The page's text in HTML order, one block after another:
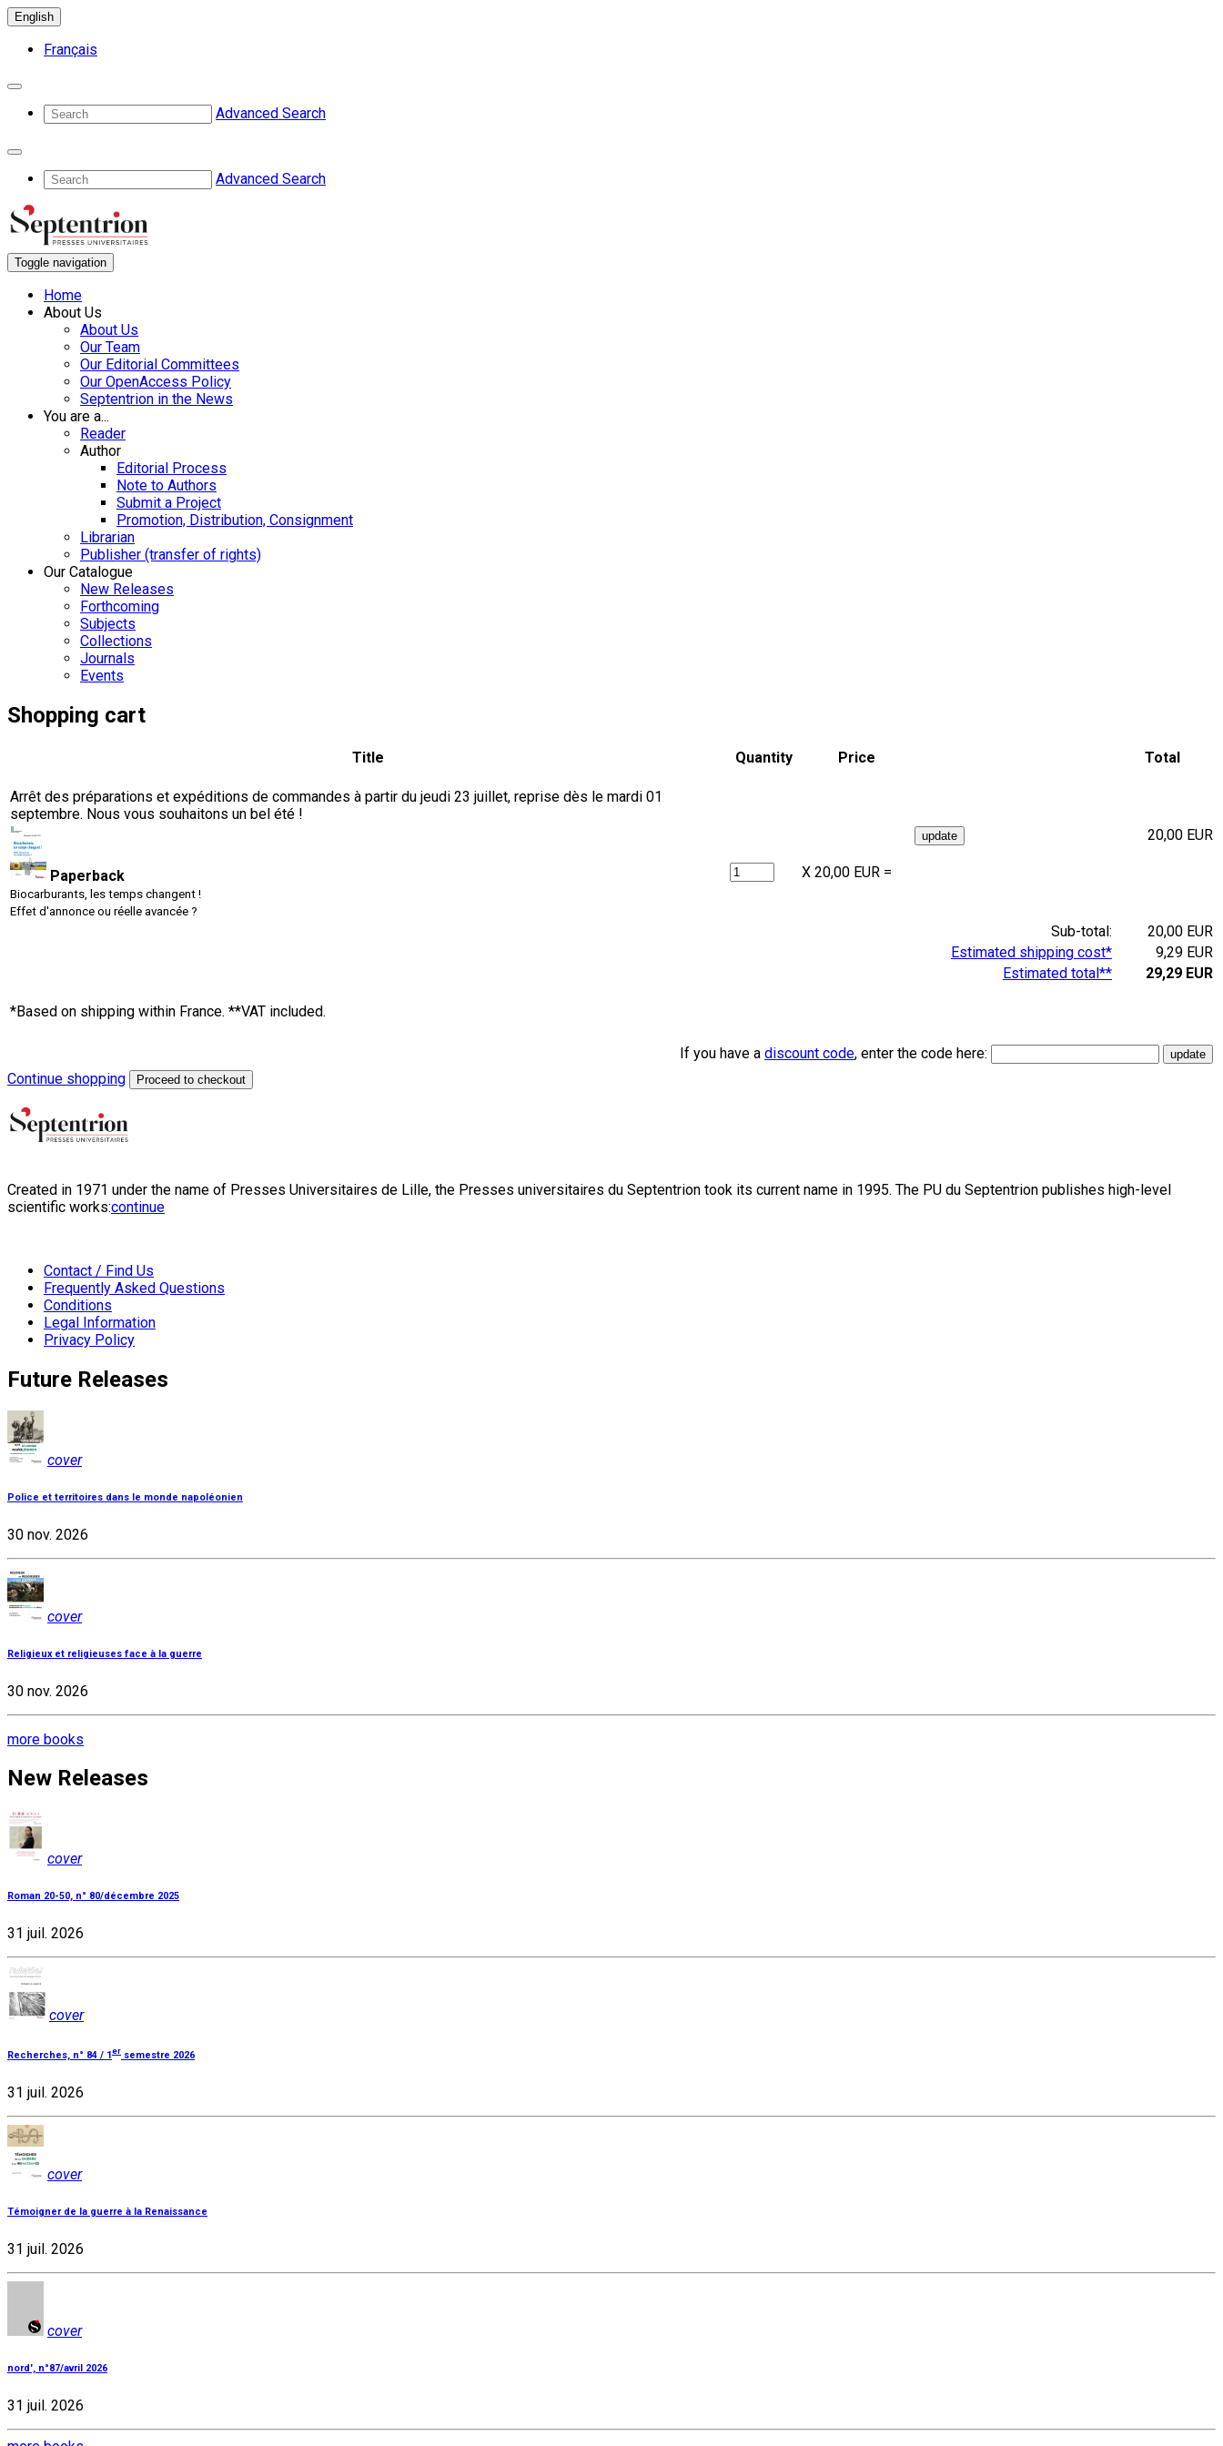
English
Français
Advanced Search
Advanced Search
Toggle navigation
Home
About Us
About Us
Our Team
Our Editorial Committees
Our OpenAccess Policy
Septentrion in the News
You are a...
Reader
Author
Editorial Process
Note to Authors
Submit a Project
Promotion, Distribution, Consignment
Librarian
Publisher (transfer of rights)
Our Catalogue
New Releases
Forthcoming
Subjects
Collections
Journals
Events
Shopping cart
Arrêt des préparations et expéditions de commandes à partir du jeudi 23 juillet, reprise dès le mardi 01
septembre. Nous vous souhaitons un bel été !
Title Quantity Price Total
Paperback
Biocarburants, les temps changent !
Effet d'annonce ou réelle avancée ?
X 20,00 EUR =
20,00 EUR
Sub-total:
20,00 EUR
Estimated shipping cost*
9,29 EUR
Estimated total**
29,29 EUR
*Based on shipping within France. **VAT included.
If you have a discount code, enter the code here:
Continue shopping
Proceed to checkout
Created in 1971 under the name of Presses Universitaires de Lille, the Presses universitaires du Septentrion took its current name in 1995. The PU du Septentrion publishes high-level
scientific works:continue
Contact / Find Us
Frequently Asked Questions
Conditions
Legal Information
Privacy Policy
Future Releases
cover
Police et territoires dans le monde napoléonien
30 nov. 2026
cover
Religieux et religieuses face à la guerre
30 nov. 2026
more books
New Releases
cover
Roman 20-50, n° 80/décembre 2025
31 juil. 2026
cover
Recherches, n° 84 / 1er semestre 2026
31 juil. 2026
cover
Témoigner de la guerre à la Renaissance
31 juil. 2026
cover
nord', n°87/avril 2026
31 juil. 2026